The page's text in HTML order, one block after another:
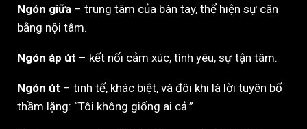
Ngón giữa – trung tâm của bàn tay, thể hiện sự cân
bằng nội tâm.
Ngón áp út – kết nối cảm xúc, tình yêu, sự tận tâm.
Ngón út – tinh tế, khác biệt, và đôi khi là lời tuyên bố
thầm lặng: “Tôi không giống ai cả.”